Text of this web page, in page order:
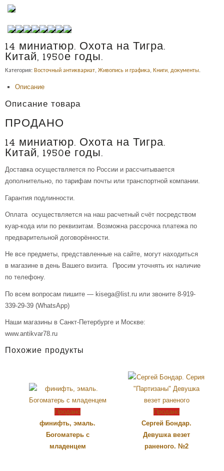
14 миниатюр. Охота на Тигра.
Китай, 1950е годы.
Категория: Восточный антиквариат, Живопись и графика, Книги, документы.
Описание
Описание товара
ПРОДАНО
14 миниатюр. Охота на Тигра.
Китай, 1950е годы.
Доставка осуществляется по России и рассчитывается
дополнительно, по тарифам почты или транспортной компании.
Гарантия подлинности.
Оплата осуществляется на наш расчетный счёт посредством
куар-кода или по реквизитам. Возможна рассрочка платежа по
предварительной договорённости.
Не все предметы, представленные на сайте, могут находиться
в магазине в день Вашего визита. Просим уточнять их наличие
по телефону.
По всем вопросам пишите — kisega@list.ru или звоните 8-919-
339-29-39 (WhatsApp)
Наши магазины в Санкт-Петербурге и Москве:
www.antikvar78.ru
Похожие продукты
Продано
финифть, эмаль.
Богоматерь с
младенцем
Продано
Сергей Бондар.
Девушка везет
раненого. №2